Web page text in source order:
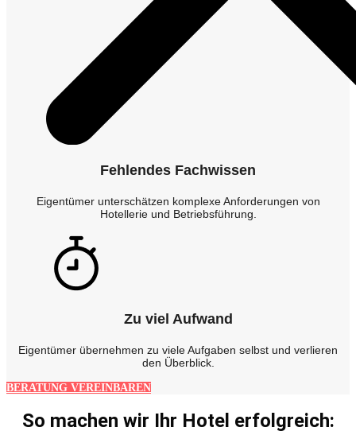
Fehlendes Fachwissen
Eigentümer unterschätzen komplexe Anforderungen von
Hotellerie und Betriebsführung.
Zu viel Aufwand
Eigentümer übernehmen zu viele Aufgaben selbst und verlieren
den Überblick.
BERATUNG VEREINBAREN
So machen wir Ihr Hotel erfolgreich: